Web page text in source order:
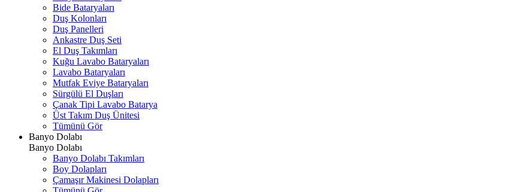
Bide Bataryaları
Duş Kolonları
Duş Panelleri
Ankastre Duş Seti
El Duş Takımları
Kuğu Lavabo Bataryaları
Lavabo Bataryaları
Mutfak Eviye Bataryaları
Sürgülü El Duşları
Çanak Tipi Lavabo Batarya
Üst Takım Duş Ünitesi
Tümünü Gör
Banyo Dolabı
Banyo Dolabı
Banyo Dolabı Takımları
Boy Dolapları
Çamaşır Makinesi Dolapları